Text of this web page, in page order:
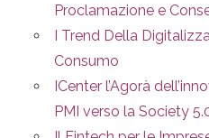
Proclamazione e
I Trend Della
Consumo
ICenter l’Agorà
PMI verso la Society